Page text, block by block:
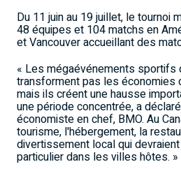
Du 11 juin au 19 juillet, le tournoi
48 équipes et 104 matchs en
et Vancouver accueillant des
« Les mégaévénements sportifs
transforment pas les économies
mais ils créent une hausse
une période concentrée, a
économiste en chef, BMO. Au
tourisme, l'hébergement, la
divertissement local qui
particulier dans les villes hôtes. »